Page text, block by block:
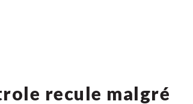
recule malgré